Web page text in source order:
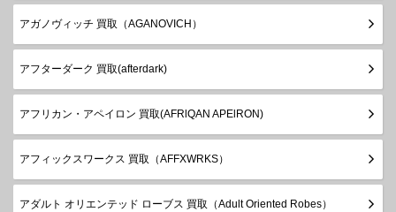
アガノヴィッチ 買取（AGANOVICH）
アフターダーク 買取(afterdark)
アフリカン・アペイロン 買取(AFRlQAN APElRON)
アフィックスワークス 買取（AFFXWRKS）
アダルト オリエンテッド ローブス 買取（Adult Oriented Robes）